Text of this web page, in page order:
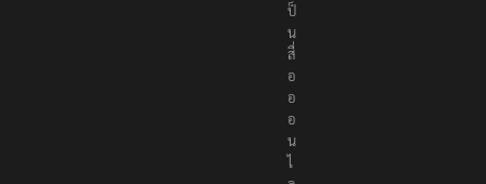
ป็
น
สื่
อ
อ
อ
น
ไ